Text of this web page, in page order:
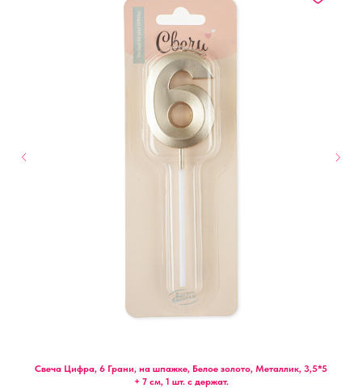
Свеча Цифра, 6 Грани, на шпажке, Белое золото, Металлик, 3,5*5
+ 7 см, 1 шт. с держат.